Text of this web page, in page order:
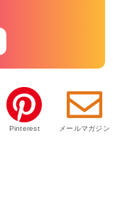
Pinterest メールマガジン